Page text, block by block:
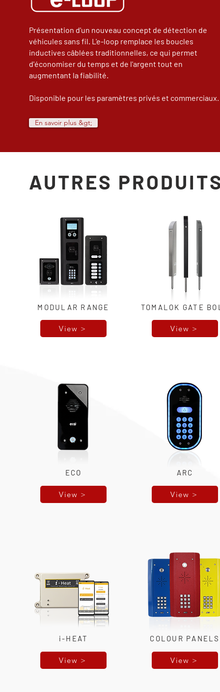
Présentation d'un nouveau concept de détection de
véhicules sans fil. L'e-loop remplace les boucles
inductives câblées traditionnelles, ce qui permet
d'économiser du temps et de l'argent tout en
augmentant la fiabilité.
Disponible pour les paramètres privés et commerciaux.
En savoir plus &gt;
AUTRES
MODULAR RANGE
View >
ECO
View >
i-HEAT
View >
TOMALOK GATE
View >
ARC
View >
COLOUR PANELS
View >